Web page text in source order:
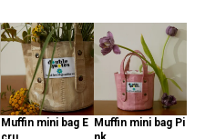
Muffin mini bag E Muffin mini bag Pi